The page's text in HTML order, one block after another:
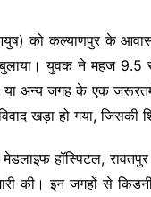
को कल्याणपुर के आवास
युवक ने महज 9.5
या अन्य जगह के एक
खड़ा हो गया, जिसकी
हॉस्पिटल,
की। इन जगहों से